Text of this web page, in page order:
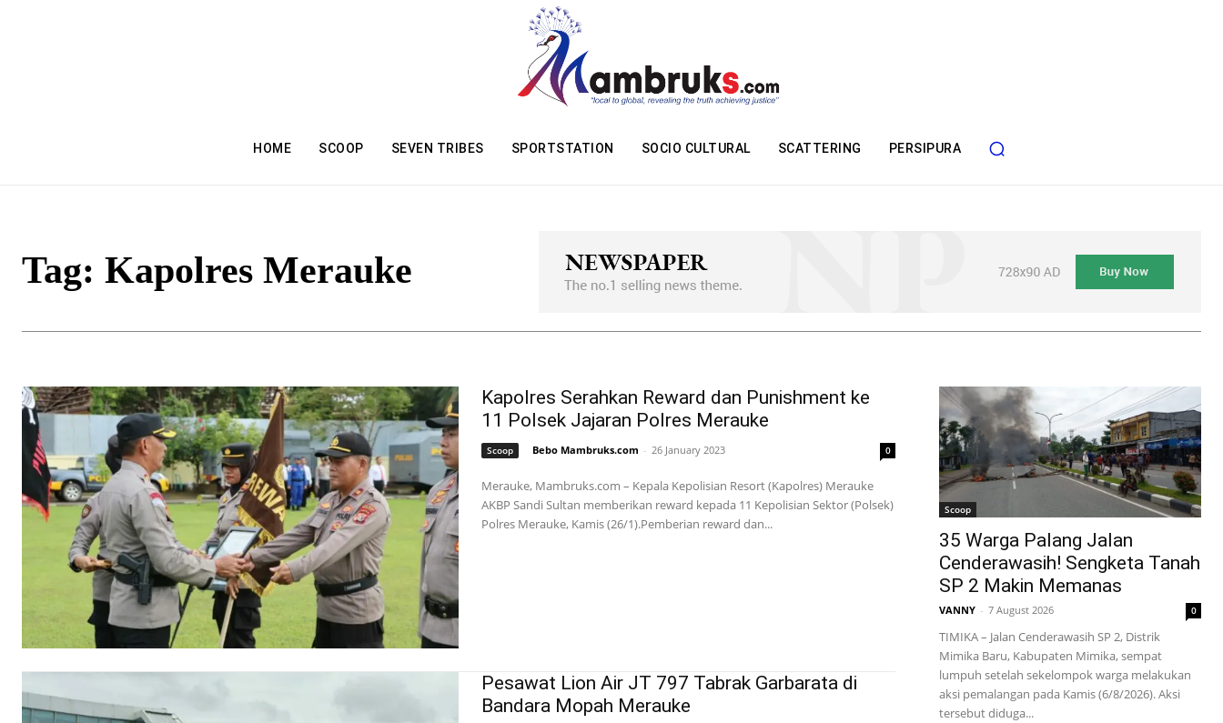
HOME SCOOP SEVEN TRIBES SPORTSTATION SOCIO CULTURAL SCATTERING PERSIPURA
Tag: Kapolres Merauke
Kapolres Serahkan Reward dan Punishment ke
11 Polsek Jajaran Polres Merauke
Scoop Bebo Mambruks.com - 26 January 2023 0
Merauke, Mambruks.com – Kepala Kepolisian Resort (Kapolres) Merauke
AKBP Sandi Sultan memberikan reward kepada 11 Kepolisian Sektor (Polsek)
Polres Merauke, Kamis (26/1).Pemberian reward dan...
Pesawat Lion Air JT 797 Tabrak Garbarata di
Bandara Mopah Merauke
Scoop
35 Warga Palang Jalan
Cenderawasih! Sengketa Tanah
SP 2 Makin Memanas
VANNY - 7 August 2026 0
TIMIKA – Jalan Cenderawasih SP 2, Distrik
Mimika Baru, Kabupaten Mimika, sempat
lumpuh setelah sekelompok warga melakukan
aksi pemalangan pada Kamis (6/8/2026). Aksi
tersebut diduga...